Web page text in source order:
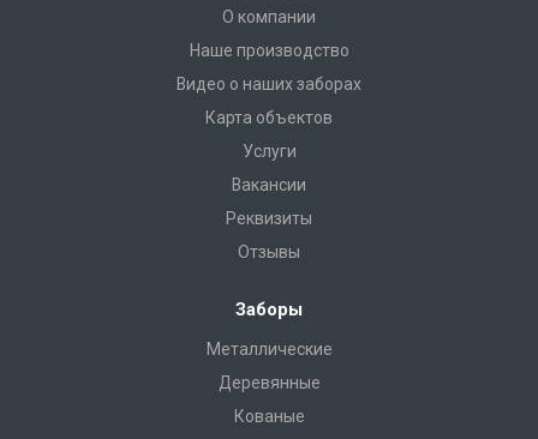
О компании
Наше производство
Видео о наших заборах
Карта объектов
Услуги
Вакансии
Реквизиты
Отзывы
Заборы
Металлические
Деревянные
Кованые